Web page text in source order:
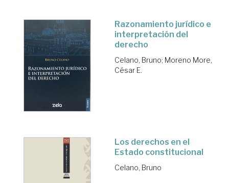
Razonamiento jurídico e
interpretación del
derecho
Celano, Bruno; Moreno More,
César E.
Los derechos en el
Estado constitucional
Celano, Bruno